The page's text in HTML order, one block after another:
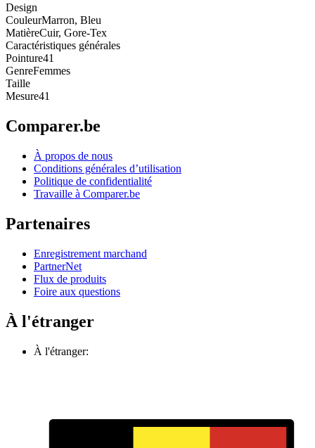
Design
CouleurMarron, Bleu
MatièreCuir, Gore-Tex
Caractéristiques générales
Pointure41
GenreFemmes
Taille
Mesure41
Comparer.be
À propos de nous
Conditions générales d’utilisation
Politique de confidentialité
Travaille à Comparer.be
Partenaires
Enregistrement marchand
PartnerNet
Flux de produits
Foire aux questions
À l'étranger
À l'étranger: